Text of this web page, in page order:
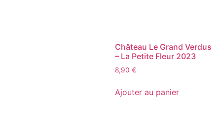
Château Le Grand Verdus
– La Petite Fleur 2023
8,90 €
Ajouter au panier